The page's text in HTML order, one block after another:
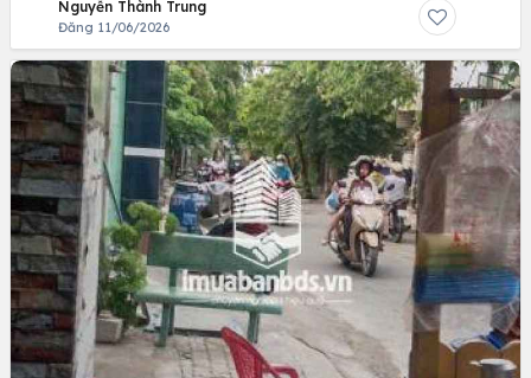
Nguyễn Thành Trung
Đăng 11/06/2026